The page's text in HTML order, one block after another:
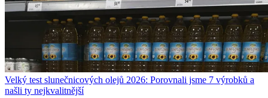
Velký test slunečnicových olejů 2026: Porovnali jsme 7 výrobků a
našli ty nejkvalitnější